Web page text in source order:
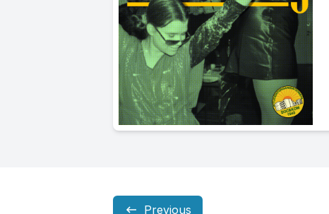
Previous